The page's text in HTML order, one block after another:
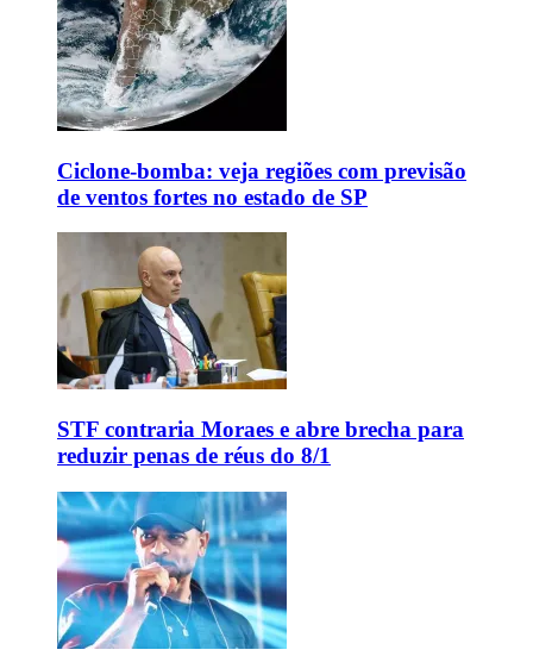
Ciclone-bomba: veja regiões com previsão
de ventos fortes no estado de SP
STF contraria Moraes e abre brecha para
reduzir penas de réus do 8/1